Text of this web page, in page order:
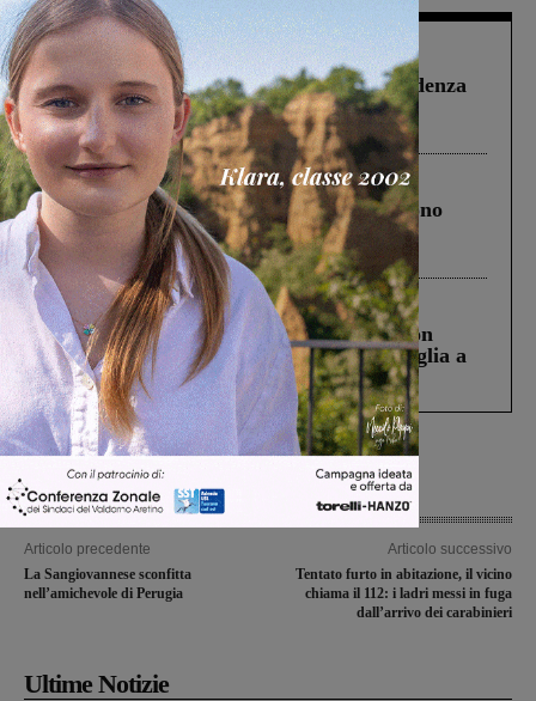
Figline Incisa Valdarno 1 Agosto 2026
Piscina di Figline finanziata oltre la scadenza
Pnrr, il gruppo di Fratelli d’Italia: “Un
ringraziamento al Governo”
Cronaca 4 Agosto 2026
Un anno fa la strage in A1 in cui morirono
Gianni, Giulia e Franco. Lo schianto, il
processo, lo stop ai sorpassi fra tir....
Cronaca 3 Agosto 2026
Scomparso da una struttura di Castiglion
Fiorentino l’uomo che aveva ucciso la figlia a
Levane nel 2020
Articolo precedente
La Sangiovannese sconfitta
nell’amichevole di Perugia
Articolo successivo
Tentato furto in abitazione, il vicino
chiama il 112: i ladri messi in fuga
dall’arrivo dei carabinieri
Ultime Notizie